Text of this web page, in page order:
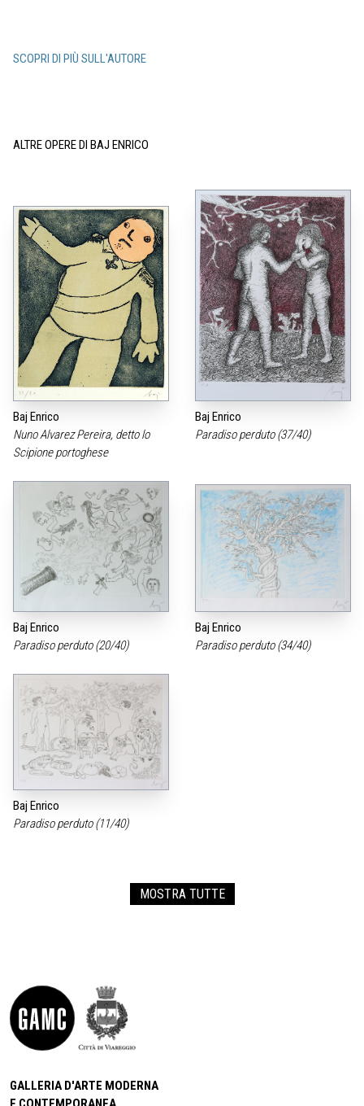
SCOPRI DI PIÙ SULL'AUTORE
ALTRE OPERE DI BAJ ENRICO
Baj Enrico
Nuno Alvarez Pereira, detto lo
Scipione portoghese
Baj Enrico
Paradiso perduto (37/40)
Baj Enrico
Paradiso perduto (20/40)
Baj Enrico
Paradiso perduto (34/40)
Baj Enrico
Paradiso perduto (11/40)
MOSTRA TUTTE
GALLERIA D'ARTE MODERNA